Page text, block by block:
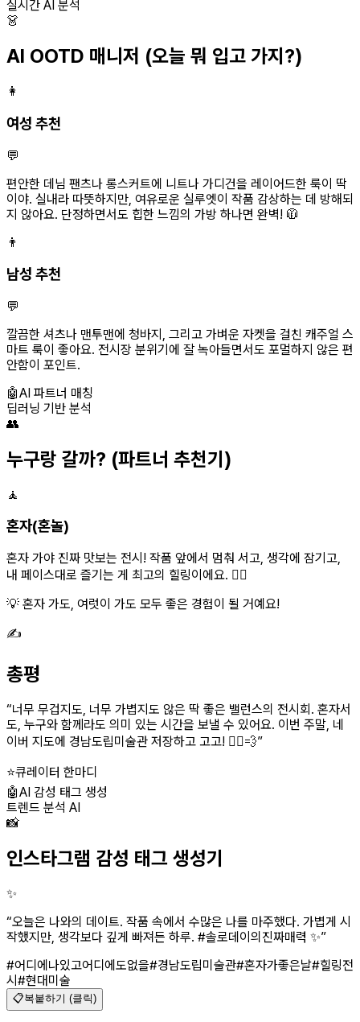
실시간 AI 분석
👗
AI OOTD 매니저 (오늘 뭐 입고 가지?)
👩
여성 추천
💬
편안한 데님 팬츠나 롱스커트에 니트나 가디건을 레이어드한 룩이 딱
이야. 실내라 따뜻하지만, 여유로운 실루엣이 작품 감상하는 데 방해되
지 않아요. 단정하면서도 힙한 느낌의 가방 하나면 완벽! 🧥
👨
남성 추천
💬
깔끔한 셔츠나 맨투맨에 청바지, 그리고 가벼운 자켓을 걸친 캐주얼 스
마트 룩이 좋아요. 전시장 분위기에 잘 녹아들면서도 포멀하지 않은 편
안함이 포인트.
🤖AI 파트너 매칭
딥러닝 기반 분석
👥
누구랑 갈까? (파트너 추천기)
🧘
혼자(혼놀)
혼자 가야 진짜 맛보는 전시! 작품 앞에서 멈춰 서고, 생각에 잠기고,
내 페이스대로 즐기는 게 최고의 힐링이에요. 🧘‍♀️
💡 혼자 가도, 여럿이 가도 모두 좋은 경험이 될 거예요!
✍️
총평
“너무 무겁지도, 너무 가볍지도 않은 딱 좋은 밸런스의 전시회. 혼자서
도, 누구와 함께라도 의미 있는 시간을 보낼 수 있어요. 이번 주말, 네
이버 지도에 경남도립미술관 저장하고 고고! 🚶‍♀️💨”
⭐큐레이터 한마디
🤖AI 감성 태그 생성
트렌드 분석 AI
📸
인스타그램 감성 태그 생성기
✨
“오늘은 나와의 데이트. 작품 속에서 수많은 나를 마주했다. 가볍게 시
작했지만, 생각보다 깊게 빠져든 하루. #솔로데이의진짜매력 ✨”
#어디에나있고어디에도없을#경남도립미술관#혼자가좋은날#힐링전
시 #현대미술
📋복붙하기 (클릭)